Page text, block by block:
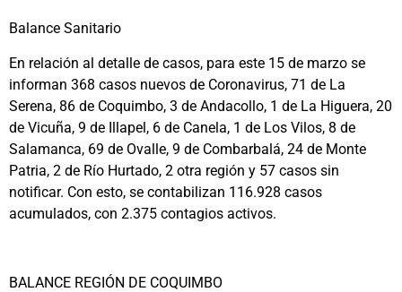
Balance Sanitario
En relación al detalle de casos, para este 15 de marzo se
informan 368 casos nuevos de Coronavirus, 71 de La
Serena, 86 de Coquimbo, 3 de Andacollo, 1 de La Higuera, 20
de Vicuña, 9 de Illapel, 6 de Canela, 1 de Los Vilos, 8 de
Salamanca, 69 de Ovalle, 9 de Combarbalá, 24 de Monte
Patria, 2 de Río Hurtado, 2 otra región y 57 casos sin
notificar. Con esto, se contabilizan 116.928 casos
acumulados, con 2.375 contagios activos.
BALANCE REGIÓN DE COQUIMBO